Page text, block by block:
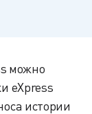
можно
eXpress
истории